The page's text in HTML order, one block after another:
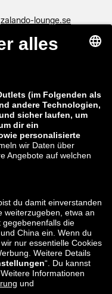
zalando-lounge.se
zalando-lounge.dk
zalando-lounge.cz
zalando-lounge.sk
zalando-lounge.hr
zalando-lounge.ee
zalando-lounge.no